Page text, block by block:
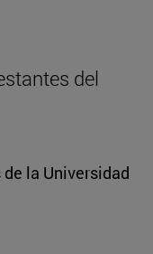
del
de la Universidad